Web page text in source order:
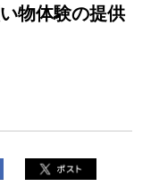
物体験の提供